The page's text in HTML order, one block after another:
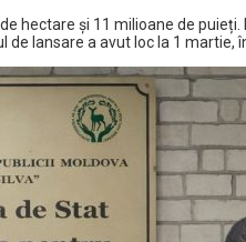
hectare și 11 milioane de
lansare a avut loc la 1 martie,